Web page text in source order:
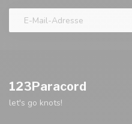
123Paracord
let's go knots!